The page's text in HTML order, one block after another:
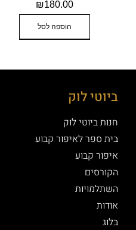
לוק
לוק
לאיפור קבוע